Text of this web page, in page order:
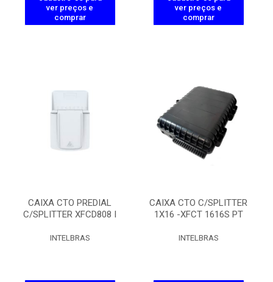
ver preços e
comprar
ver preços e
comprar
CAIXA CTO PREDIAL
C/SPLITTER XFCD808 I
INTELBRAS
CAIXA CTO C/SPLITTER
1X16 -XFCT 1616S PT
INTELBRAS